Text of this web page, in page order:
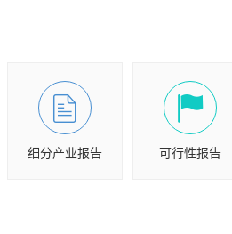
细分产业报告 可行性报告